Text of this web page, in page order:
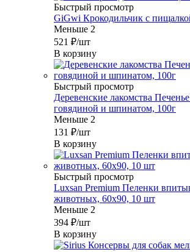
Быстрый просмотр
GiGwi Крокодильчик с
Меньше 2
521 ₽/шт
В корзину
Быстрый просмотр
Деревенские лакомства
говядиной и шпинатом, 100г
Меньше 2
131 ₽/шт
В корзину
Быстрый просмотр
Luxsan Premium Пеленки
животных, 60х90, 10 шт
Меньше 2
394 ₽/шт
В корзину